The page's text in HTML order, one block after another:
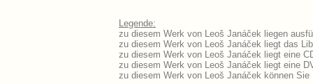
Legende:
zu diesem Werk von Leoš Janáček liegen
zu diesem Werk von Leoš Janáček liegt das
zu diesem Werk von Leoš Janáček liegt eine
zu diesem Werk von Leoš Janáček liegt eine
zu diesem Werk von Leoš Janáček können Sie